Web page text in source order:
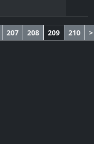
207 208 209 210 >